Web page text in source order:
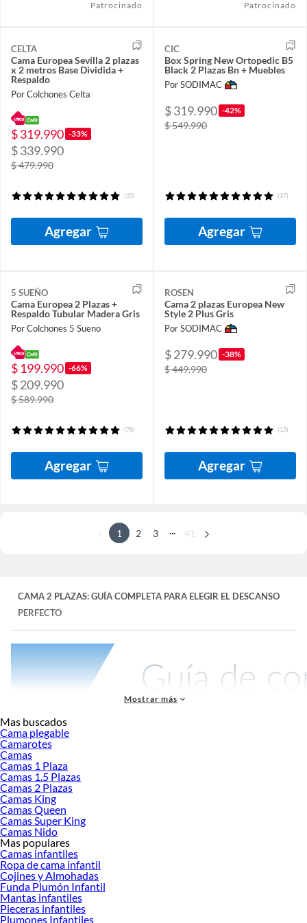
Patrocinado Patrocinado
CELTA
Cama Europea Sevilla 2 plazas
x 2 metros Base Dividida +
Respaldo
Por Colchones Celta
$ 319.990 -33%
$ 339.990
$ 479.990
(35)
Agregar
CIC
Box Spring New Ortopedic B5
Black 2 Plazas Bn + Muebles
Por SODIMAC
$ 319.990 -42%
$ 549.990
(37)
Agregar
5 SUEÑO
Cama Europea 2 Plazas +
Respaldo Tubular Madera Gris
Por Colchones 5 Sueno
$ 199.990 -66%
$ 209.990
$ 589.990
(78)
Agregar
ROSEN
Cama 2 plazas Europea New
Style 2 Plus Gris
Por SODIMAC
$ 279.990 -38%
$ 449.990
(15)
Agregar
1 2 3 ... 41
CAMA 2 PLAZAS: GUÍA COMPLETA PARA ELEGIR EL DESCANSO
PERFECTO
Una cama de 2 plazas representa la solución ideal para quienes buscan
comodidad, funcionalidad y optimización del espacio en el dormitorio. Ya sea
que estés amueblando tu primera vivienda, renovando tu habitación o buscando
el equilibrio perfecto entre confort individual y espacio compartido, este mueble
esencial define la calidad de tu descanso diario. En esta guía encontrarás todo lo
necesario para tomar una decisión informada que transformará tus noches.
¿Qué es una Cama 2 Plazas?
Una cama de 2 plazas, también conocida como cama matrimonial estándar o
cama full en algunos países, es un mueble diseñado para acomodar
cómodamente a dos personas o proporcionar amplitud adicional para un
durmiente individual. En términos de dimensiones estándar, estas camas
Mostrar más
Mas buscados
Cama plegable
Camarotes
Camas
Camas 1 Plaza
Camas 1.5 Plazas
Camas 2 Plazas
Camas King
Camas Queen
Camas Super King
Camas Nido
Mas populares
Camas infantiles
Ropa de cama infantil
Cojines y Almohadas
Funda Plumón Infantil
Mantas infantiles
Pieceras infantiles
Plumones Infantiles